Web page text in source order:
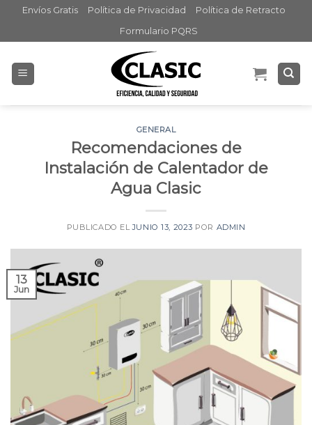
content
Envíos Gratis Política de Privacidad
Política de Retracto
Formulario PQRS
GENERAL
Recomendaciones de
Instalación de Calentador de
Agua Clasic
PUBLICADO ELJUNIO 13, 2023 POR ADMIN
13
Jun